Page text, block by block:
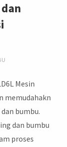
Mesin
memudahakn
bumbu.
dan bumbu
proses